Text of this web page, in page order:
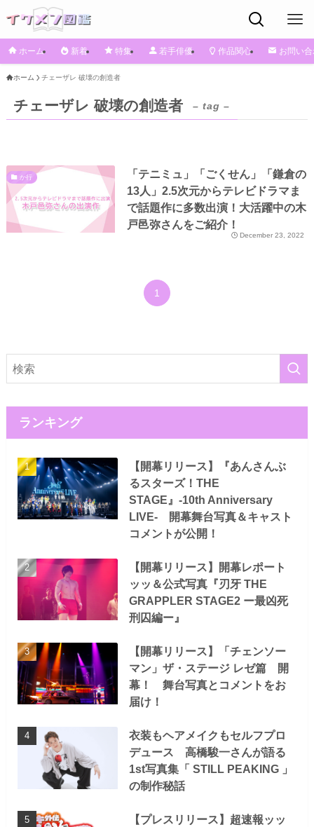
ホーム 新着 特集 若手俳優 作品関心 お問い
ホーム チェーザレ 破壊の創造者
チェーザレ 破壊の創造者 – tag –
か行
「テニミュ」「ごくせん」「鎌倉の
13人」2.5次元からテレビドラマま
で話題作に多数出演！大活躍中の木
戸邑弥さんをご紹介！
December 23, 2022
1
ランキング
【開幕リリース】『あんさんぶ
るスターズ！THE
STAGE』-10th Anniversary
LIVE- 開幕舞台写真＆キャスト
コメントが公開！
【開幕リリース】開幕レポート
ッッ＆公式写真『刃牙 THE
GRAPPLER STAGE2 ー最凶死
刑囚編ー』
【開幕リリース】「チェンソー
マン」ザ・ステージ レゼ篇 開
幕！ 舞台写真とコメントをお
届け！
衣装もヘアメイクもセルフプロ
デュース 高橋駿一さんが語る
1st写真集「 STILL PEAKING 」
の制作秘話
【プレスリリース】超速報ッッ